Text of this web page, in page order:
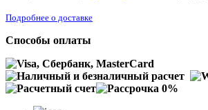
Подробнее о доставке
Способы оплаты